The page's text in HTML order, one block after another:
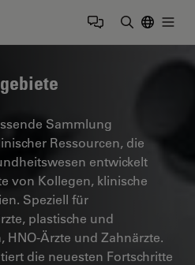
Sammlung
Ressourcen, die
entwickelt
von Kollegen, klinische
Speziell für
plastische und
Ärzte und Zahnärzte.
die neuesten Fortschritte